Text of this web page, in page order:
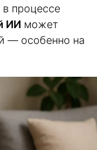
процессе
ИИ может
— особенно на